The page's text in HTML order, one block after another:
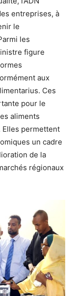
entreprises, à
le
les
figure
aux
Ces
pour le
aliments
Elles permettent
un cadre
de la
régionaux